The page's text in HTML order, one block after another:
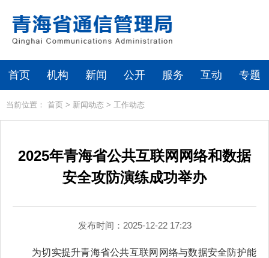
首页 机构 新闻 公开 服务 互动 专题
当前位置： 首页 > 新闻动态 > 工作动态
2025年青海省公共互联网网络和数据
安全攻防演练成功举办
发布时间：2025-12-22 17:23
为切实提升青海省公共互联网网络与数据安全防护能